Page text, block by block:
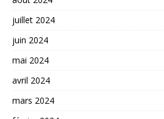
juillet 2024
juin 2024
mai 2024
avril 2024
mars 2024